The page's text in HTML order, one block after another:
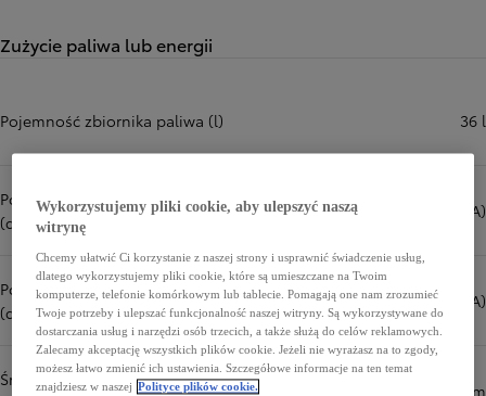
Zużycie paliwa lub energii
Pojemność zbiornika paliwa (l) 36 l
Poziom hałasu na postoju
(dB(A))
71,0 dB(A)
Poziom hałasu podczas jazdy
(dB(A))
68,0 dB(A)
Średnio (cykl mieszany, wartość
4,4 l/100 km
Wykorzystujemy pliki cookie, aby ulepszyć naszą
witrynę
Chcemy ułatwić Ci korzystanie z naszej strony i usprawnić świadczenie usług,
dlatego wykorzystujemy pliki cookie, które są umieszczane na Twoim
komputerze, telefonie komórkowym lub tablecie. Pomagają one nam zrozumieć
Twoje potrzeby i ulepszać funkcjonalność naszej witryny. Są wykorzystywane do
dostarczania usług i narzędzi osób trzecich, a także służą do celów reklamowych.
Zalecamy akceptację wszystkich plików cookie. Jeżeli nie wyrażasz na to zgody,
możesz łatwo zmienić ich ustawienia. Szczegółowe informacje na ten temat
znajdziesz w naszej Polityce plików cookie.